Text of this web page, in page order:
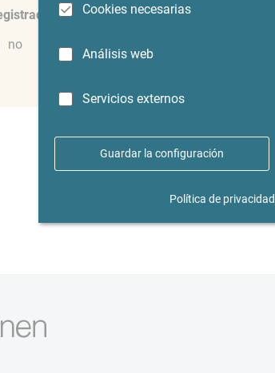
con City-Wohnen?*
no
Cookies necesarias
Análisis web
Servicios externos
Guardar la configuración
Política de privacidad